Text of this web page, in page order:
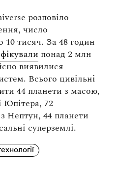
розповіло
число
10 тисяч. За 48 годин
понад 2 млн
виявилися
Всього цивільні
44 планети з масою,
Юпітера, 72
Нептун, 44 планети
суперземлі.